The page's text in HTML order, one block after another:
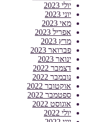
יולי 2023
יוני 2023
מאי 2023
אפריל 2023
מרץ 2023
פברואר 2023
ינואר 2023
דצמבר 2022
נובמבר 2022
אוקטובר 2022
ספטמבר 2022
אוגוסט 2022
יולי 2022